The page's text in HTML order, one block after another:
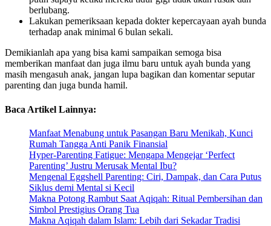
berlubang.
Lakukan pemeriksaan kepada dokter kepercayaan ayah bunda
terhadap anak minimal 6 bulan sekali.
Demikianlah apa yang bisa kami sampaikan semoga bisa
memberikan manfaat dan juga ilmu baru untuk ayah bunda yang
masih mengasuh anak, jangan lupa bagikan dan komentar seputar
parenting dan juga bunda hamil.
Baca Artikel Lainnya:
Manfaat Menabung untuk Pasangan Baru Menikah, Kunci
Rumah Tangga Anti Panik Finansial
Hyper-Parenting Fatigue: Mengapa Mengejar ‘Perfect
Parenting’ Justru Merusak Mental Ibu?
Mengenal Eggshell Parenting: Ciri, Dampak, dan Cara Putus
Siklus demi Mental si Kecil
Makna Potong Rambut Saat Aqiqah: Ritual Pembersihan dan
Simbol Prestigius Orang Tua
Makna Aqiqah dalam Islam: Lebih dari Sekadar Tradisi